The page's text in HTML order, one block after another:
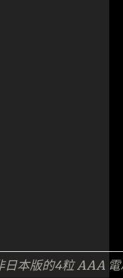
日本版的4粒 AAA